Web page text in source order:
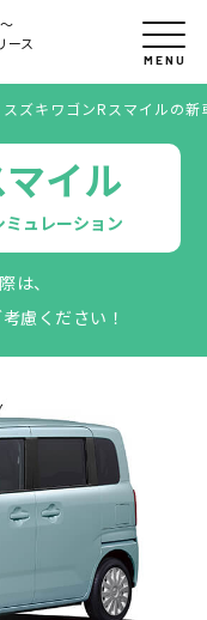
ース
MENU
スズキワゴンRスマイルの
イル
ュレーション
は、
慮ください！